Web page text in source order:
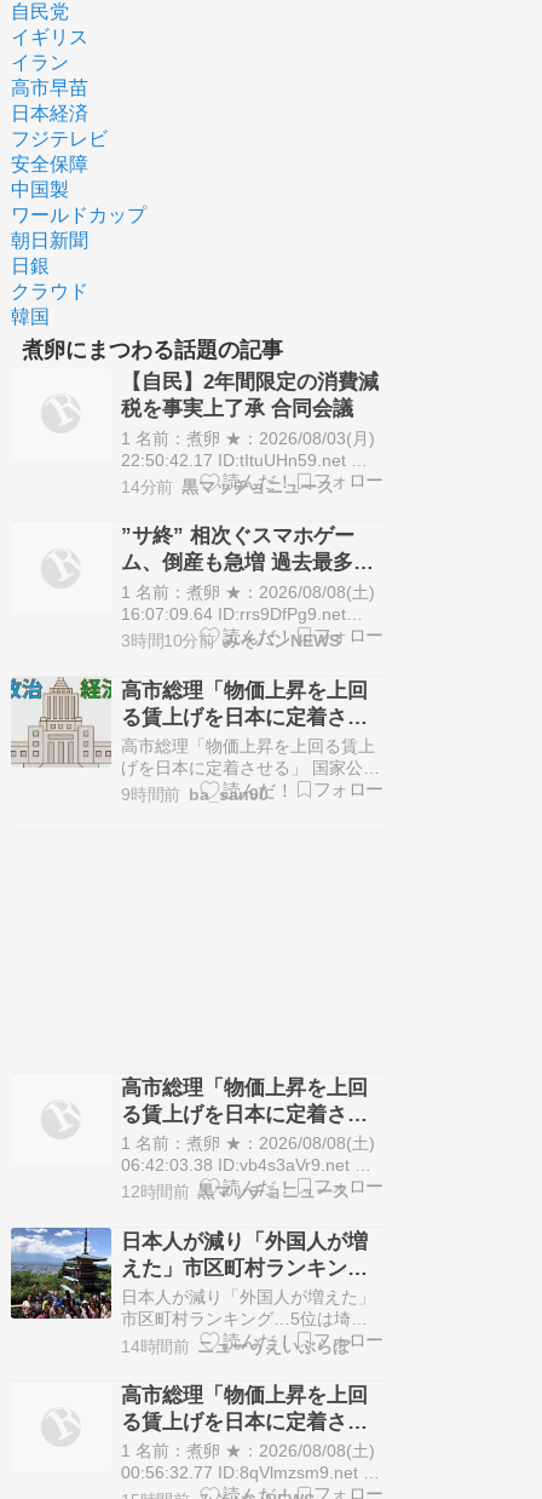
自民党
イギリス
イラン
高市早苗
日本経済
フジテレビ
安全保障
中国製
ワールドカップ
朝日新聞
日銀
クラウド
韓国
煮卵にまつわる話題の記事
【自民】2年間限定の消費減
税を事実上了承 合同会議
1 名前：煮卵 ★：2026/08/03(月)
22:50:42.17 ID:tItuUHn59.net 自
民党は3日、党税制調査会などの
料品の消費税減税について、小野
寺五典税調会長へ対応を一任し、
事実上了承した。 [時事通信]
2026/8/3(…
14分前 黒マッチョニュース
”サ終” 相次ぐスマホゲー
ム、倒産も急増 過去最多ペ
ースで推移 「当たれば一攫
千金」過去の時代に
1 名前：煮卵 ★：2026/08/08(土)
16:07:09.64 ID:rrs9DfPg9.net
◼「スマホゲーム事業者」の倒産
ムやオンラインサービスの「サー
ビス終了（サ終）」が相次ぐな
か、スマホゲームの開発・運営を
行う事業者の倒産…
3時間10分前 みそパンNEWS
高市総理「物価上昇を上回
る賃上げを日本に定着させ
る」 →国家公務員月給
3.51％増へ 人事院の勧告を
受け
高市総理「物価上昇を上回る賃上
げを日本に定着させる」 国家公務
員月給3.51%増へ 人事院の勧告を
9時間前 ba_san90
高市総理「物価上昇を上回
る賃上げを日本に定着させ
る」 →国家公務員月給
3.51％増へ 地方公務員も追
随する見通し
1 名前：煮卵 ★：2026/08/08(土)
06:42:03.38 ID:vb4s3aVr9.net 高
市総理は7日、人事院の川本総裁
を引き上げるよう勧告を受け、
「しっかりと対応を検討する」と
の考えを示しました。 高市総理
「国民生活や国益…
12時間前 黒マッチョニュース
日本人が減り「外国人が増
えた」市区町村ランキング
がこちら…
日本人が減り「外国人が増えた」
市区町村ランキング…5位は埼玉
県川口市、4位京都市、ではトッ
プ3は？（東洋経済オンライン） -
Yahoo!ニュース 日本人が減り「外
国人が増えた」市区町村ランキン
グ…5位は埼玉県川口市、4位京都
市、ではトップ3は？（東洋経済
オンライン） Yaho…
14時間前 ニューうえいぶらぼ
高市総理「物価上昇を上回
る賃上げを日本に定着させ
る」 →国家公務員月給
3.51％増へ 人事院の勧告を
1 名前：煮卵 ★：2026/08/08(土)
00:56:32.77 ID:8qVlmzsm9.net 高
市総理は7日、人事院の川本総裁